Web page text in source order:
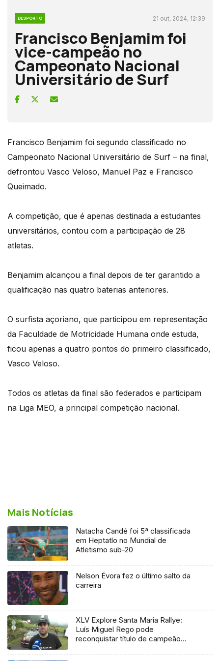
DESPORTO 21 out, 2024, 12:39
Francisco Benjamim foi
vice-campeão no
Campeonato Nacional
Universitário de Surf
Francisco Benjamim foi segundo classificado no
Campeonato Nacional Universitário de Surf – na final,
defrontou Vasco Veloso, Manuel Paz e Francisco
Queimado.
A competição, que é apenas destinada a estudantes
universitários, contou com a participação de 28
atletas.
Benjamim alcançou a final depois de ter garantido a
qualificação nas quatro baterias anteriores.
O surfista açoriano, que participou em representação
da Faculdade de Motricidade Humana onde estuda,
ficou apenas a quatro pontos do primeiro classificado,
Vasco Veloso.
Todos os atletas da final são federados e participam
na Liga MEO, a principal competição nacional.
Mais Notícias
Natacha Candé foi 5ª classificada
em Heptatlo no Mundial de
Atletismo sub-20
Nelson Évora fez o último salto da
carreira
XLV Explore Santa Maria Rallye:
Luís Miguel Rego pode
reconquistar título de campeão